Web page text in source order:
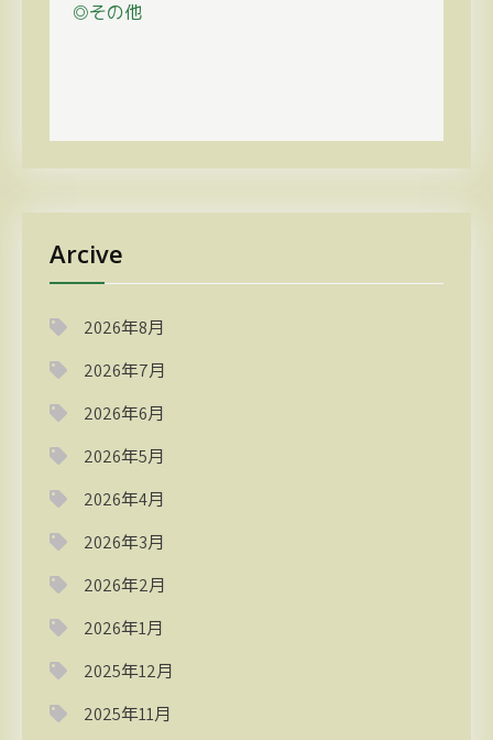
◎その他
Arcive
2026年8月
2026年7月
2026年6月
2026年5月
2026年4月
2026年3月
2026年2月
2026年1月
2025年12月
2025年11月